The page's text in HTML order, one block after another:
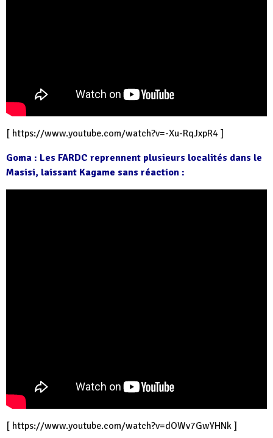
[ https://www.youtube.com/watch?v=-Xu-RqJxpR4 ]
Goma : Les FARDC reprennent plusieurs localités dans le
Masisi, laissant Kagame sans réaction :
[ https://www.youtube.com/watch?v=dOWv7GwYHNk ]